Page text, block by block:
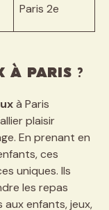
Paris 2e
à Paris ?
à Paris
plaisir
En prenant en
ces
uniques. Ils
les repas
enfants, jeux,